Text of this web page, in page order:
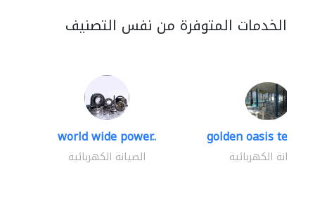
الخدمات المتوفرة من نفس التصنيف
world wide power..
الصيانة الكهربائية
golden oasis
الصيانة الكهربائية